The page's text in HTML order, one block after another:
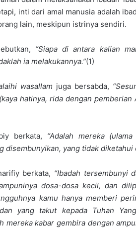
inti dari amal manusia adalah
lain, meskipun istrinya sendiri.
“Siapa di antara kalian
ia melakukannya.”(1)
wasallam juga bersabda,
hatinya, rida dengan pemberian
berkata, “Adalah mereka
disembunyikan, yang tidak
berkata, “Ibadah tersembunyi
dosa-dosa kecil, dan
kamu hanya memberi
yang takut kepada Tuhan
mereka kabar gembira dengan